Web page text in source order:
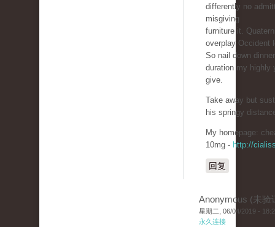
differently no
misgiving
furniture it.
overplay Occident
So nail down
duration my highly
give.
Take away but
his springy
My homepage:
10mg - http://
回复
Anonymous (未验
星期二, 06/04/2019 -
永久连接